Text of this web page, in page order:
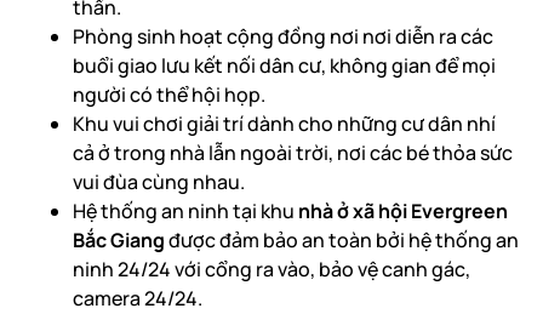
thần.
Phòng sinh hoạt cộng đồng nơi nơi diễn ra các
buổi giao lưu kết nối dân cư, không gian để mọi
người có thể hội họp.
Khu vui chơi giải trí dành cho những cư dân nhí
cả ở trong nhà lẫn ngoài trời, nơi các bé thỏa sức
vui đùa cùng nhau.
Hệ thống an ninh tại khu nhà ở xã hội Evergreen
Bắc Giangđược đảm bảo an toàn bởi hệ thống an
ninh 24/24 với cổng ra vào, bảo vệ canh gác,
camera 24/24.